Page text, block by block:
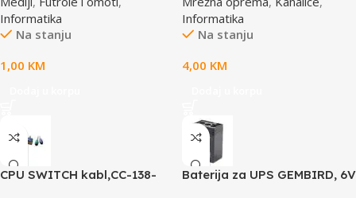
Informatika
Na stanju
1,00 KM
Informatika
Na stanju
4,00 KM
CPU SWITCH kabl,CC-138-
Baterija za UPS GEMBIRD, 6V